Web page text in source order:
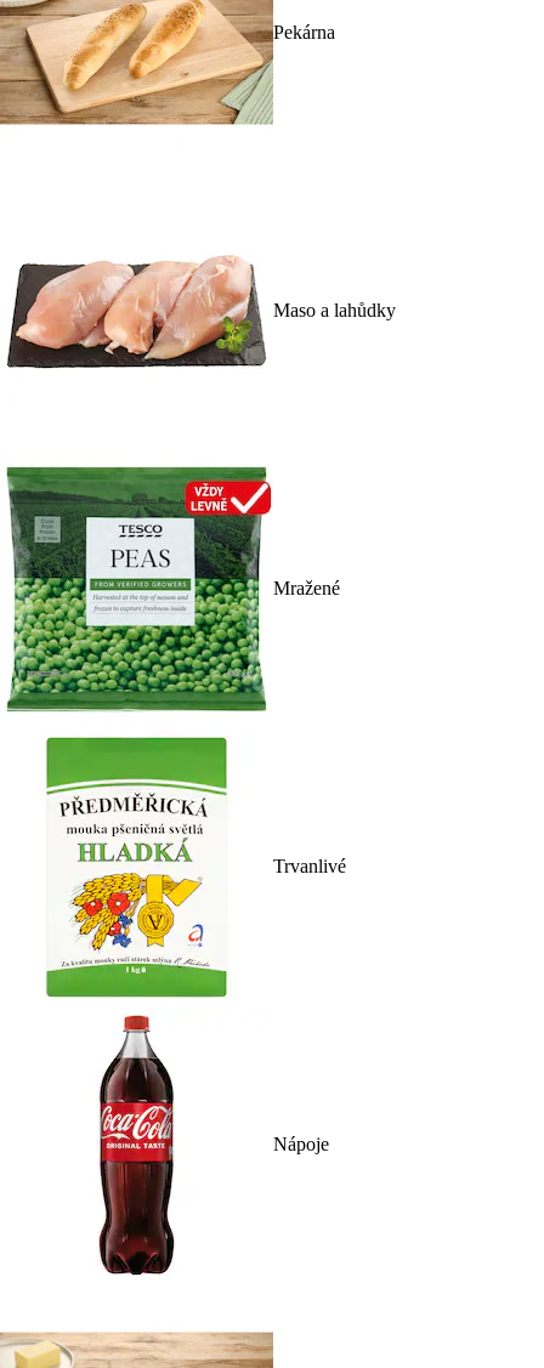
Pekárna
Maso a lahůdky
Mražené
Trvanlivé
Nápoje